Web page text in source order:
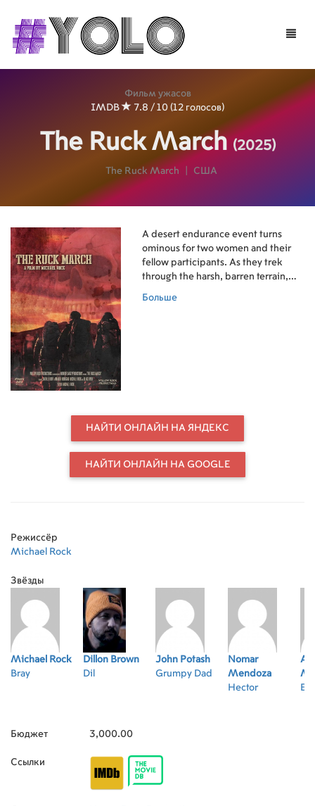
Toggle
Фильм ужасов
IMDB
7.8 / 10 (12 голосов)
The Ruck March (2025)
The Ruck March США
A desert endurance event turns
ominous for two women and their
fellow participants. As they trek
through the harsh, barren terrain,
Больше
НАЙТИ ОНЛАЙН НА ЯНДЕКС
НАЙТИ ОНЛАЙН НА GOOGLE
Режиссёр
Michael Rock
Звёзды
Michael Rock
Bray
Dillon Brown
Dil
John Potash
Grumpy Dad
Nomar
Mendoza
Hector
Бюджет 3,000.00
Ссылки